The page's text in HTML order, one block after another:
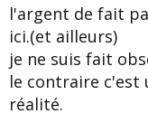
u
d
e
a
d
b
t
l'argent de fait
ici.(et ailleurs)
je ne suis fait
le contraire c'est
réalité.